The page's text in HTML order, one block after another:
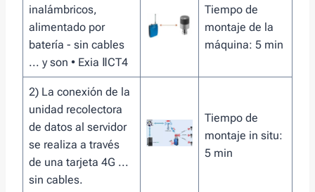
inalámbricos,
alimentado por
batería - sin cables
... y son • Exia ⅡCT4
Tiempo de
montaje de la
máquina: 5 min
2) La conexión de la
unidad recolectora
de datos al servidor
se realiza a través
de una tarjeta 4G ...
sin cables.
Tiempo de
montaje in situ:
5 min